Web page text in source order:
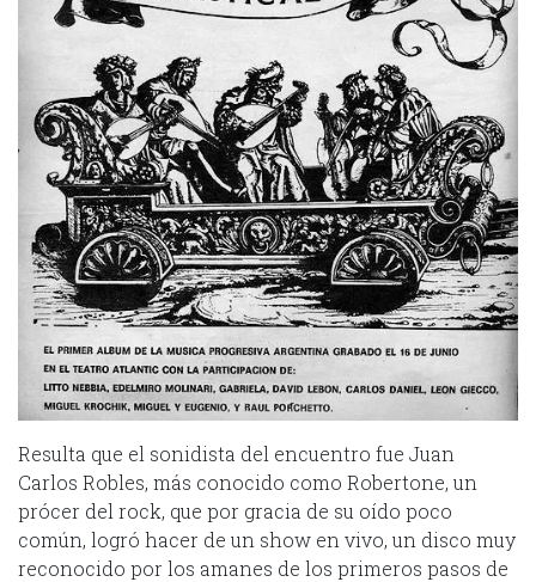
Resulta que el sonidista del encuentro fue Juan
Carlos Robles, más conocido como Robertone, un
prócer del rock, que por gracia de su oído poco
común, logró hacer de un show en vivo, un disco muy
reconocido por los amanes de los primeros pasos de